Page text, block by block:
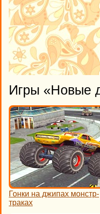
Игры «Новые
Гонки на джипах монстр-
траках